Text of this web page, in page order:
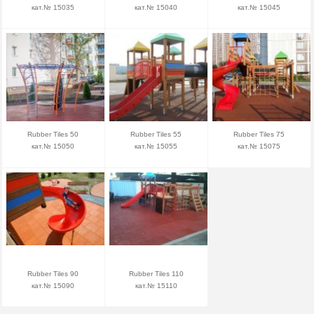
кат.№ 15035
кат.№ 15040
кат.№ 15045
Rubber Tiles 50
кат.№ 15050
Rubber Tiles 55
кат.№ 15055
Rubber Tiles 75
кат.№ 15075
Rubber Tiles 90
кат.№ 15090
Rubber Tiles 110
кат.№ 15110